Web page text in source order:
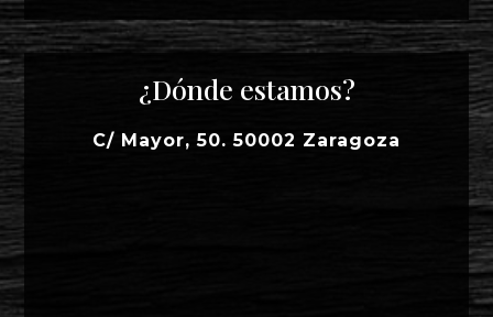
¿Dónde estamos?
C/ Mayor, 50. 50002 Zaragoza